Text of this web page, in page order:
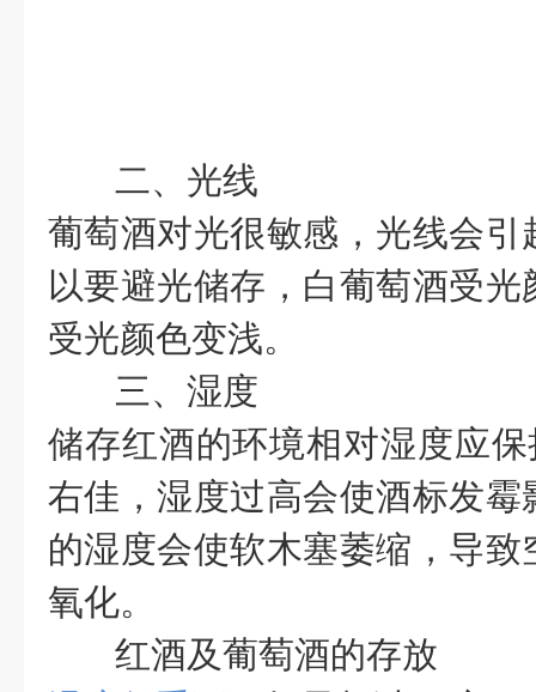
二、光线
葡萄酒对光很敏感，光线会
以要避光储存，白葡萄酒受
受光颜色变浅。
三、湿度
储存红酒的环境相对湿度应
右佳，湿度过高会使酒标发
的湿度会使软木塞萎缩，导
氧化。
红酒及葡萄酒的存放